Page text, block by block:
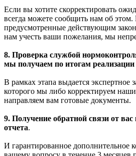
Если вы хотите скорректировать
всегда можете сообщить нам об
предусмотренные действующим
нам учесть ваши пожелания, мы
8. Проверка службой
мы получаем по итогам
В рамках этапа выдается экспертное
которого мы либо корректируем
направляем вам готовые документы.
9. Получение обратной связи от вас
отчета.
И гарантированное дополнительное